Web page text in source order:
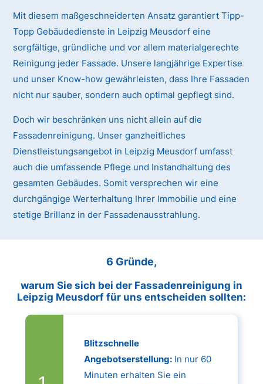
Mit diesem maßgeschneiderten Ansatz garantiert Tipp-
Topp Gebäudedienste in Leipzig Meusdorf eine
sorgfältige, gründliche und vor allem materialgerechte
Reinigung jeder Fassade. Unsere langjährige Expertise
und unser Know-how gewährleisten, dass Ihre Fassaden
nicht nur sauber, sondern auch optimal gepflegt sind.
Doch wir beschränken uns nicht allein auf die
Fassadenreinigung. Unser ganzheitliches
Dienstleistungsangebot in Leipzig Meusdorf umfasst
auch die umfassende Pflege und Instandhaltung des
gesamten Gebäudes. Somit versprechen wir eine
durchgängige Werterhaltung Ihrer Immobilie und eine
stetige Brillanz in der Fassadenausstrahlung.
6 Gründe,
warum Sie sich bei der Fassadenreinigung in
Leipzig Meusdorf für uns entscheiden sollten:
Blitzschnelle
Angebotserstellung:In nur 60
Minuten erhalten Sie ein